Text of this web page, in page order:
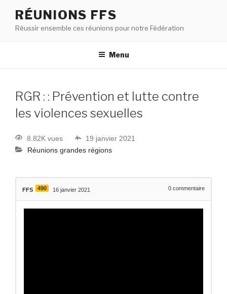
RÉUNIONS FFS
Réussir ensemble ces réunions pour notre Fédération
Menu
RGR : : Prévention et lutte contre
les violences sexuelles
8.82K vues
19 janvier 2021
Réunions grandes régions
FFS 490 16 janvier 2021 0 commentaire